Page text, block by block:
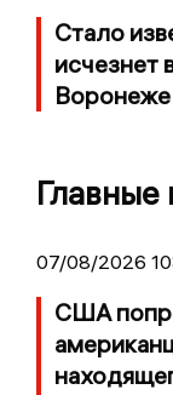
Стало
исчезнет
Воронеже
Главные
07/08/2026
США